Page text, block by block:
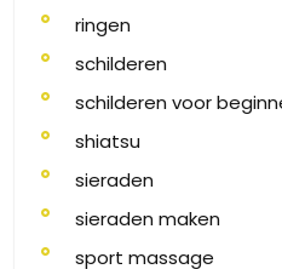
ringen
schilderen
schilderen voor
shiatsu
sieraden
sieraden maken
sport massage